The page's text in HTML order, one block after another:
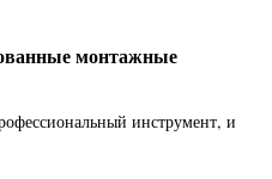
монтажные
инструмент, и